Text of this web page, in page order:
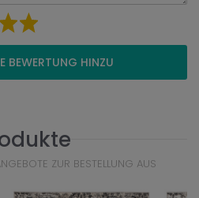
BEWERTUNG HINZU
ZUR BESTELLUNG AUS